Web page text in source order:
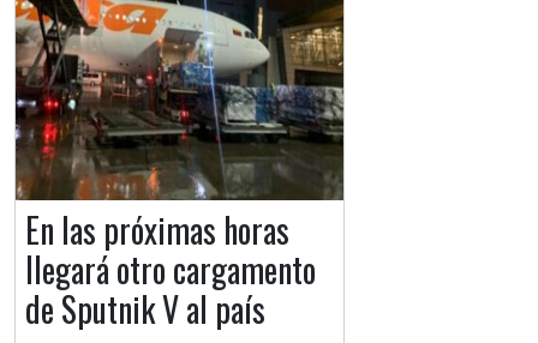
En las próximas horas
llegará otro cargamento
de Sputnik V al país